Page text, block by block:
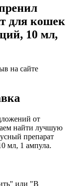
для кошек
10 мл,
на сайте
от
найти лучшую
препарат
мл, 1 ампула.
или "В